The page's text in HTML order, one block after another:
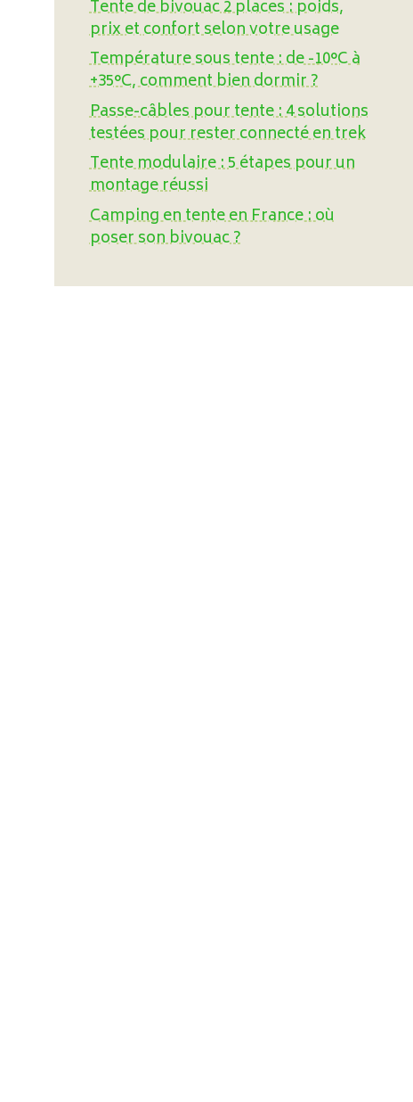
Tente de bivouac 2 places : poids,
prix et confort selon votre usage
Température sous tente : de -10°C à
+35°C, comment bien dormir ?
Passe-câbles pour tente : 4 solutions
testées pour rester connecté en trek
Tente modulaire : 5 étapes pour un
montage réussi
Camping en tente en France : où
poser son bivouac ?